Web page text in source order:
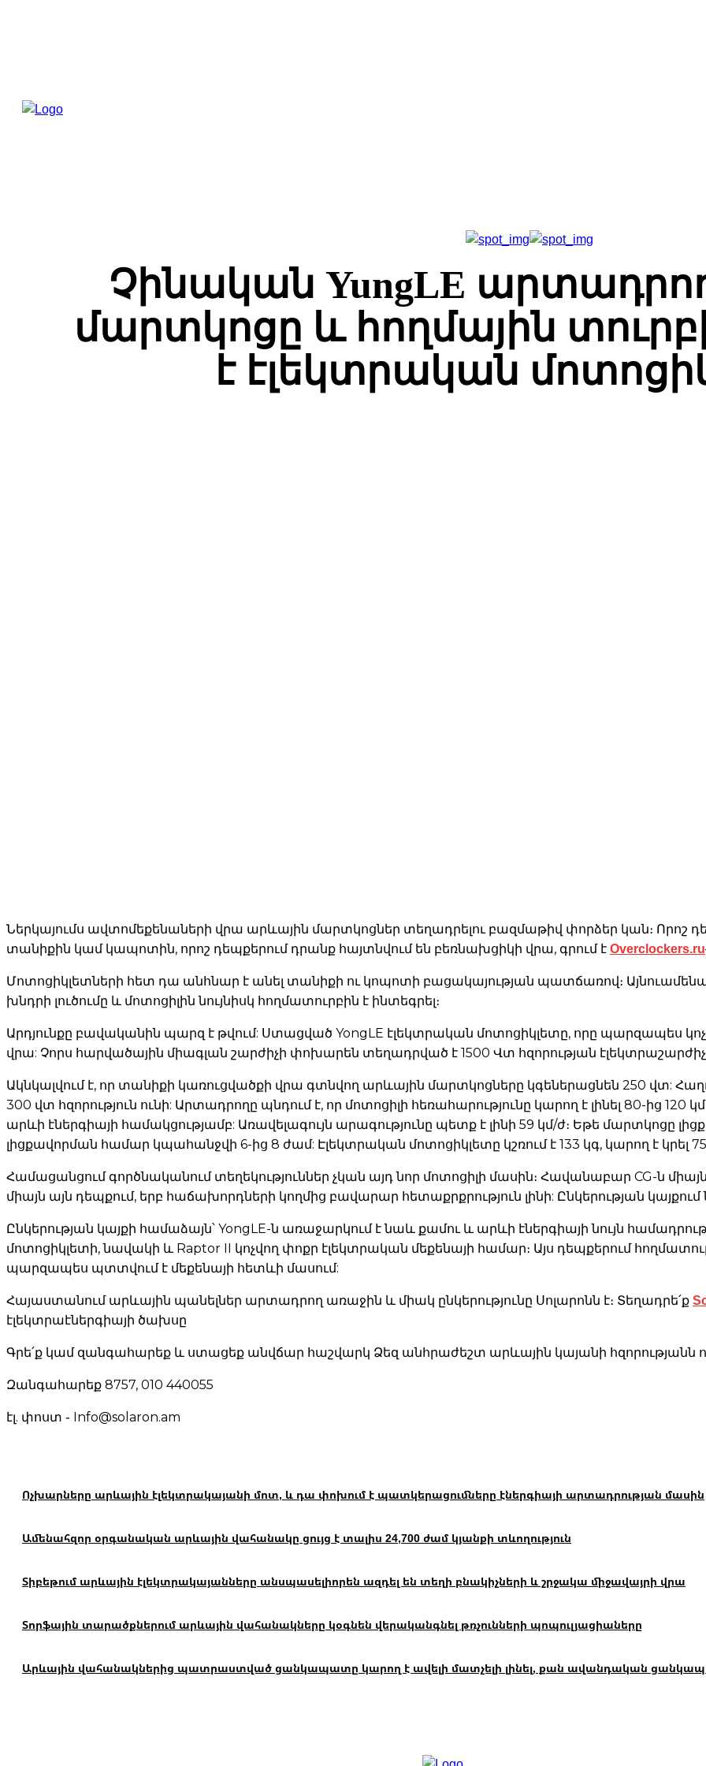
Չինական YungLE
մարտկոցը և հողմային
է էլեկտրական
Ներկայումս ավտոմեքենաների վրա արևային մարտկոցներ տեղադրելու բազմաթիվ փորձեր կան։ Որոշ
տանիքին կամ կապոտին, որոշ դեպքերում դրանք հայտնվում են բեռնախցիկի վրա, գրում է Overclockers.ru
Մոտոցիկլետների հետ դա անհնար է անել տանիքի ու կոպոտի բացակայության պատճառով։
խնդրի լուծումը և մոտոցիլին նույնիսկ հողմատուրբին է ինտեգրել։
Արդյունքը բավականին պարզ է թվում: Ստացված YongLE էլեկտրական մոտոցիկլետը, որը պարզապես
վրա: Չորս հարվածային միագլան շարժիչի փոխարեն տեղադրված է 1500 Վտ հզորության
Ակնկալվում է, որ տանիքի կառուցվածքի վրա գտնվող արևային մարտկոցները կգեներացնեն 250 վտ:
300 վտ հզորություն ունի: Արտադրողը պնդում է, որ մոտոցիլի հեռահարությունը կարող է լինել 80-ից 120
արևի էներգիայի համակցությամբ: Առավելագույն արագությունը պետք է լինի 59 կմ/ժ։ Եթե ​​մարտկոցը
լիցքավորման համար կպահանջվի 6-ից 8 ժամ: Էլեկտրական մոտոցիկլետը կշռում է 133 կգ, կարող է կրել
Համացանցում գործնականում տեղեկություններ չկան այդ նոր մոտոցիլի մասին։ Հավանաբար CG-ն
միայն այն դեպքում, երբ հաճախորդների կողմից բավարար հետաքրքրություն լինի: Ընկերության կայքում
Ընկերության կայքի համաձայն՝ YongLE-ն առաջարկում է նաև քամու և արևի էներգիայի նույն
մոտոցիկլետի, նավակի և Raptor II կոչվող փոքր էլեկտրական մեքենայի համար։ Այս դեպքերում
պարզապես պտտվում է մեքենայի հետևի մասում:
Հայաստանում արևային պանելներ արտադրող առաջին և միակ ընկերությունը Սոլարոնն է։ Տեղադրե՛ք
էլեկտրաէներգիայի ծախսը
Գրե՛ք կամ զանգահարեք և ստացեք անվճար հաշվարկ Ձեզ անհրաժեշտ արևային կայանի հզորությանն
Զանգահարեք 8757, 010 440055
էլ. փոստ ֊ Info@solaron.am
Ոչխարները արևային էլեկտրակայանի մոտ, և դա փոխում է պատկերացումները էներգիայի արտադրության մասին
Ամենահզոր օրգանական արևային վահանակը ցույց է տալիս 24,700 ժամ կյանքի տևողություն
Տիբեթում արևային էլեկտրակայանները անսպասելիորեն ազդել են տեղի բնակիչների և շրջակա միջավայրի վրա
Տորֆային տարածքներում արևային վահանակները կօգնեն վերականգնել թռչունների պոպուլյացիաները
Արևային վահանակներից պատրաստված ցանկապատը կարող է ավելի մատչելի լինել, քան ավանդական